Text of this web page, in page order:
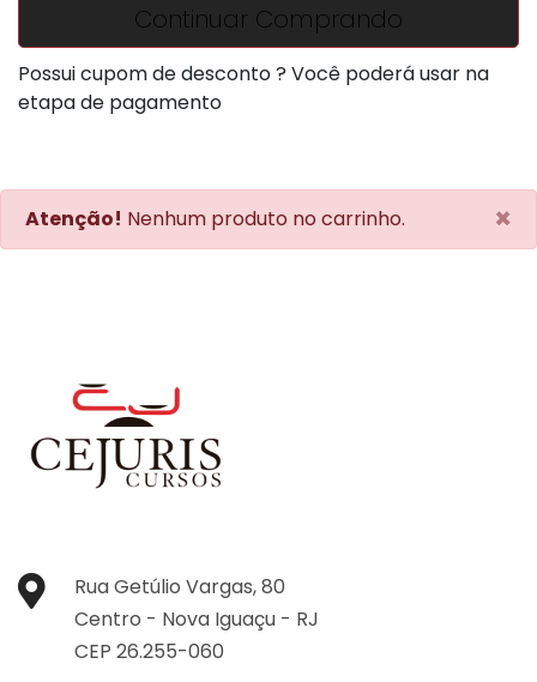
Continuar Comprando
Possui cupom de desconto ? Você poderá usar na
etapa de pagamento
×
Atenção! Nenhum produto no carrinho.
Rua Getúlio Vargas, 80
Centro - Nova Iguaçu - RJ
CEP 26.255-060